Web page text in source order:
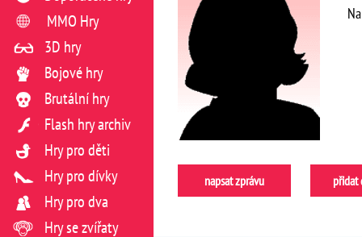
napsat zprávu přidat
MMO Hry
3D hry
Bojové hry
Brutální hry
Flash hry archiv
Hry pro děti
Hry pro dívky
Hry pro dva
Hry se zvířaty